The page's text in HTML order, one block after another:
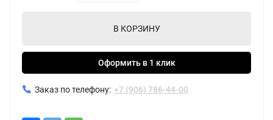
В КОРЗИНУ
Оформить в 1 клик
Заказ по телефону: +7 (906) 786-44-00